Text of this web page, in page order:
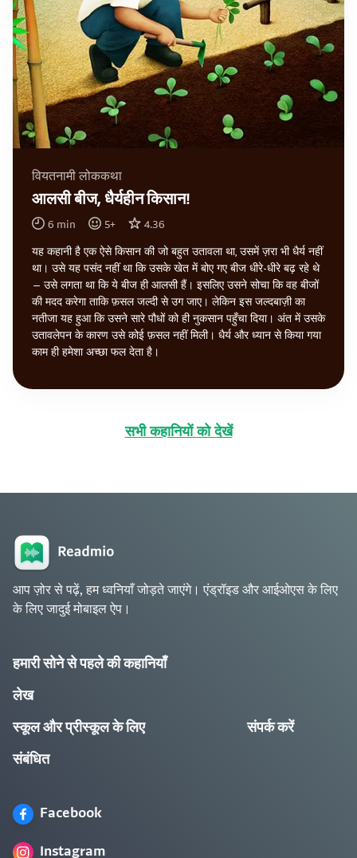
वियतनामी लोककथा
आलसी बीज, धैर्यहीन किसान!
6 min 5+ 4.36
यह कहानी है एक ऐसे किसान की जो बहुत उतावला था, उसमें ज़रा भी धैर्य नहीं
था। उसे यह पसंद नहीं था कि उसके खेत में बोए गए बीज धीरे-धीरे बढ़ रहे थे
— उसे लगता था कि ये बीज ही आलसी हैं। इसलिए उसने सोचा कि वह बीजों
की मदद करेगा ताकि फ़सल जल्दी से उग जाए। लेकिन इस जल्दबाज़ी का
नतीजा यह हुआ कि उसने सारे पौधों को ही नुकसान पहुँचा दिया। अंत में उसके
उतावलेपन के कारण उसे कोई फ़सल नहीं मिली। धैर्य और ध्यान से किया गया
काम ही हमेशा अच्छा फल देता है।
सभी कहानियों को देखें
आप ज़ोर से पढ़ें, हम ध्वनियाँ जोड़ते जाएंगे। एंड्रॉइड और आईओएस के लिए
के लिए जादुई मोबाइल ऐप।
हमारी सोने से पहले की कहानियाँ
लेख
स्कूल और प्रीस्कूल के लिए
संबंधित
संपर्क करें
Facebook
Instagram